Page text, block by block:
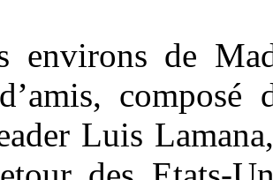
environs de
composé
Luis